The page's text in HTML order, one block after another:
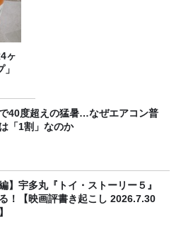
ヶ
40度超えの猛暑…なぜエアコン普
「1割」なのか
編】宇多丸『トイ・ストーリー５』
！【映画評書き起こし 2026.7.30